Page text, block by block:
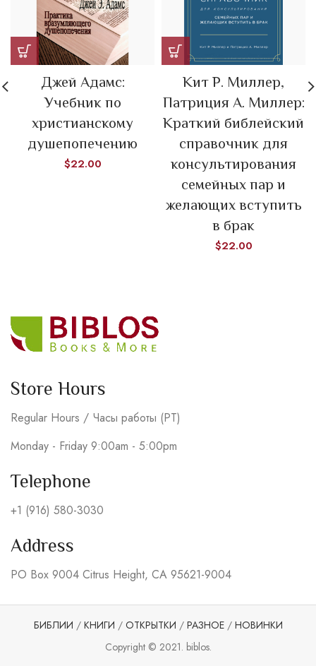
Джей Адамс:
Учебник по
христианскому
душепопечению
$22.00
Кит Р. Миллер,
Патриция А. Миллер:
Краткий библейский
справочник для
консультирования
семейных пар и
желающих вступить
в брак
$22.00
Store Hours
Regular Hours / Часы работы (PT)
Monday - Friday 9:00am - 5:00pm
Telephone
+1 (916) 580-3030
Address
PO Box 9004 Citrus Height, CA 95621-9004
БИБЛИИ / КНИГИ / ОТКРЫТКИ / РАЗНОЕ/ НОВИНКИ
Copyright © 2021. biblos.